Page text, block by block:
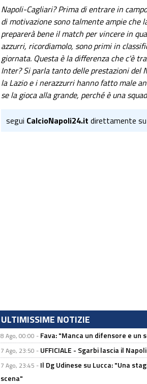
Napoli-Cagliari? Prima di entrare in
di motivazione sono talmente ampie che
preparerà bene il match per vincere in
azzurri, ricordiamolo, sono primi in
giornata. Questa è la differenza che c'è
Inter? Si parla tanto delle prestazioni del
la Lazio e i nerazzurri hanno fatto male
se la gioca alla grande, perché è una
segui CalcioNapoli24.it direttamente su
ULTIMISSIME NOTIZIE
8 Ago, 00:00 - Fava: "Manca un difensore e un
7 Ago, 23:50 - UFFICIALE - Sgarbi lascia il
7 Ago, 23:45 - Il Dg Udinese su Lucca: "Una
scena"